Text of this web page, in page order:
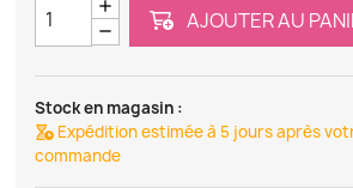
AJOUTER AU
Stock en magasin :
Expédition estimée à 5 jours après
commande